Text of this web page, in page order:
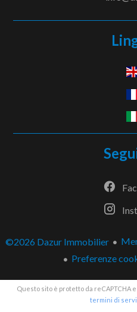
©2026 Dazur Immobilier
Preferenze
Questo sito è protetto da reCAPTCHA
termini di